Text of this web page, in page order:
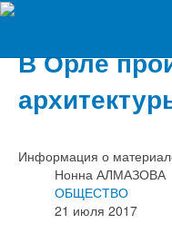
В Орле
Информация о
Нонна АЛМАЗОВА
ОБЩЕСТВО
21 июля 2017